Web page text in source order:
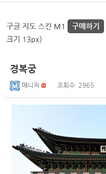
구글 지도 스킨 M1 구매하기
크기 13px)
경복궁
매니저 조회수 2965